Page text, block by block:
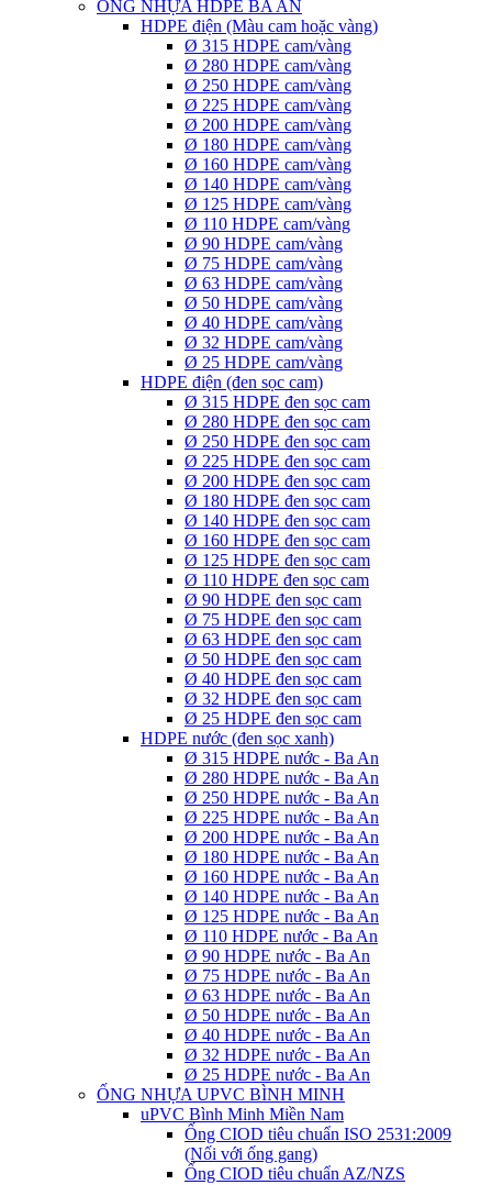
ỐNG NHỰA HDPE BA AN
HDPE điện (Màu cam hoặc vàng)
Ø 315 HDPE cam/vàng
Ø 280 HDPE cam/vàng
Ø 250 HDPE cam/vàng
Ø 225 HDPE cam/vàng
Ø 200 HDPE cam/vàng
Ø 180 HDPE cam/vàng
Ø 160 HDPE cam/vàng
Ø 140 HDPE cam/vàng
Ø 125 HDPE cam/vàng
Ø 110 HDPE cam/vàng
Ø 90 HDPE cam/vàng
Ø 75 HDPE cam/vàng
Ø 63 HDPE cam/vàng
Ø 50 HDPE cam/vàng
Ø 40 HDPE cam/vàng
Ø 32 HDPE cam/vàng
Ø 25 HDPE cam/vàng
HDPE điện (đen sọc cam)
Ø 315 HDPE đen sọc cam
Ø 280 HDPE đen sọc cam
Ø 250 HDPE đen sọc cam
Ø 225 HDPE đen sọc cam
Ø 200 HDPE đen sọc cam
Ø 180 HDPE đen sọc cam
Ø 140 HDPE đen sọc cam
Ø 160 HDPE đen sọc cam
Ø 125 HDPE đen sọc cam
Ø 110 HDPE đen sọc cam
Ø 90 HDPE đen sọc cam
Ø 75 HDPE đen sọc cam
Ø 63 HDPE đen sọc cam
Ø 50 HDPE đen sọc cam
Ø 40 HDPE đen sọc cam
Ø 32 HDPE đen sọc cam
Ø 25 HDPE đen sọc cam
HDPE nước (đen sọc xanh)
Ø 315 HDPE nước - Ba An
Ø 280 HDPE nước - Ba An
Ø 250 HDPE nước - Ba An
Ø 225 HDPE nước - Ba An
Ø 200 HDPE nước - Ba An
Ø 180 HDPE nước - Ba An
Ø 160 HDPE nước - Ba An
Ø 140 HDPE nước - Ba An
Ø 125 HDPE nước - Ba An
Ø 110 HDPE nước - Ba An
Ø 90 HDPE nước - Ba An
Ø 75 HDPE nước - Ba An
Ø 63 HDPE nước - Ba An
Ø 50 HDPE nước - Ba An
Ø 40 HDPE nước - Ba An
Ø 32 HDPE nước - Ba An
Ø 25 HDPE nước - Ba An
ỐNG NHỰA UPVC BÌNH MINH
uPVC Bình Minh Miền Nam
Ống CIOD tiêu chuẩn ISO 2531:2009
(Nối với ống gang)
Ống CIOD tiêu chuẩn AZ/NZS